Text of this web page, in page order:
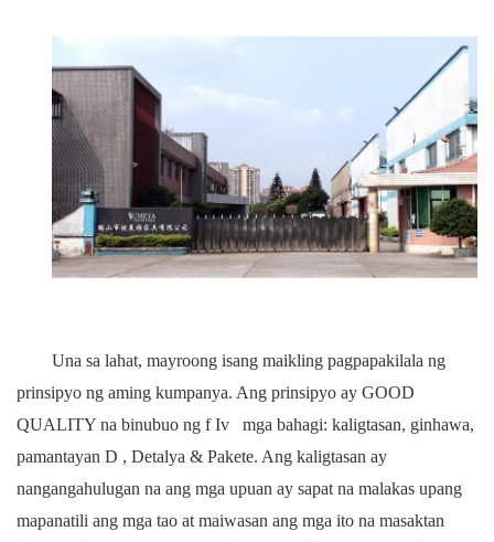
Una sa lahat, mayroong isang maikling pagpapakilala ng
prinsipyo ng aming kumpanya. Ang prinsipyo ay GOOD
QUALITY na binubuo ng fIv
mga bahagi: kaligtasan, ginhawa,
pamantayan D , Detalya & Pakete. Ang kaligtasan ay
nangangahulugan na ang mga upuan ay sapat na malakas upang
mapanatili ang mga tao at maiwasan ang mga ito na masaktan